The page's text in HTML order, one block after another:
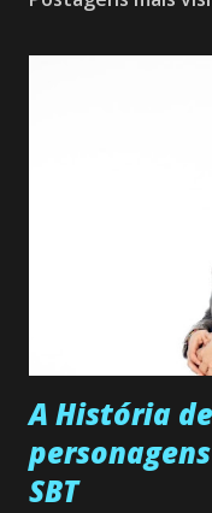
A História
SBT